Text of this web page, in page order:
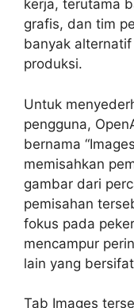
kerja, terutama
grafis, dan tim
banyak
produksi.
Untuk
pengguna,
bernama
memisahkan
gambar dari
pemisahan
fokus pada
mencampur
lain yang
Tab Images